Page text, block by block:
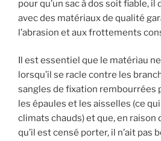
pour qu’un sac à dos soit fiable,
avec des matériaux de qualité
l’abrasion et aux frottements
Il est essentiel que le matériau
lorsqu’il se racle contre les
sangles de fixation rembourrées
les épaules et les aisselles (ce
climats chauds) et que, en raison
qu’il est censé porter, il n’ait pas